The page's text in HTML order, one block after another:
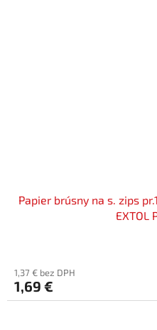
Papier brúsny na s. zips
EXTOL
1,37 € bez DPH
1,69 €